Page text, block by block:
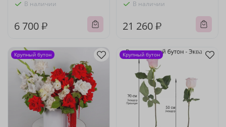
В наличии
6 700 ₽
В наличии
21 260 ₽
Крупный бутон Крупный бутон